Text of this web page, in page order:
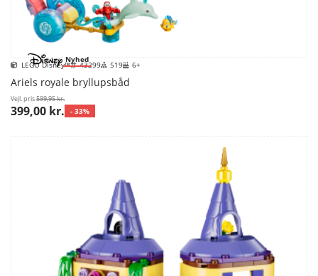
Nyhed
LEGO Disney™ 43299 519 6+
Ariels royale bryllupsbåd
Vejl. pris599,95 kr.
399,00 kr. - 33%